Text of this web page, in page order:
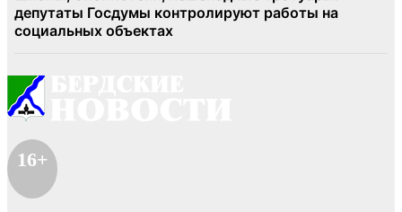
16+